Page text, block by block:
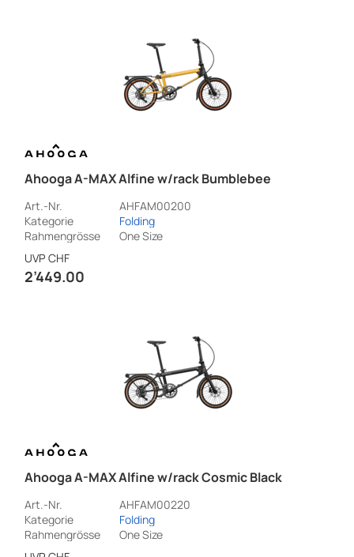
Ahooga A-MAX Alfine w/rack Bumblebee
Art.-Nr.
AHFAM00200
Kategorie
Folding
Rahmengrösse
One Size
UVP CHF
2’449.00
Ahooga A-MAX Alfine w/rack Cosmic Black
Art.-Nr.
AHFAM00220
Kategorie
Folding
Rahmengrösse
One Size